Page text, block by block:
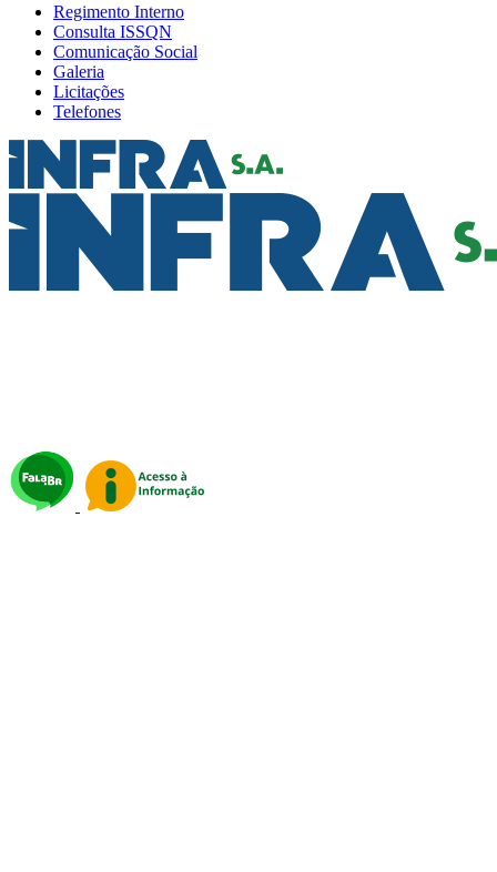
Regimento Interno
Consulta ISSQN
Comunicação Social
Galeria
Licitações
Telefones